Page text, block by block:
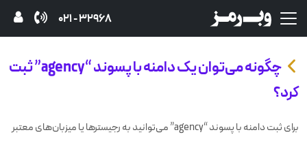
32968 - 021
چگونه می‌توان یک دامنه با پسوند “agency” ثبت
کرد؟
برای ثبت دامنه با پسوند “agency” می‌توانید به رجیسترها یا میزبان‌های معتبر